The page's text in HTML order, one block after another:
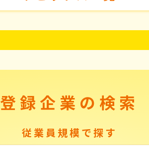
登録企業の検索
従業員規模で探す